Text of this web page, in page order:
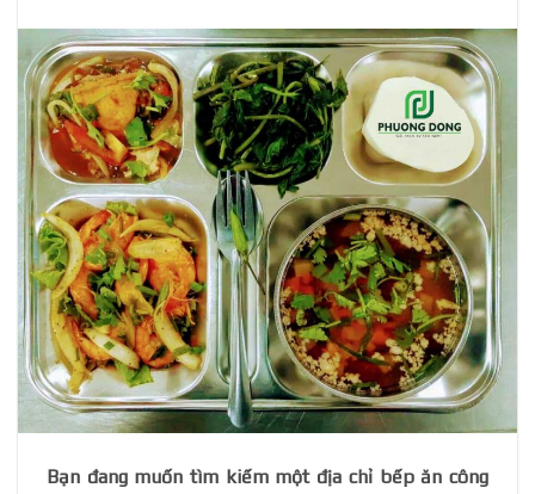
Bạn đang muốn tìm kiếm một địa chỉ bếp ăn công